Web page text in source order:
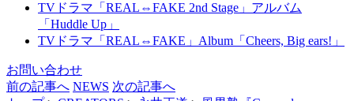
TVドラマ「REAL⇔FAKE 2nd Stage」アルバム
「Huddle Up」
TVドラマ「REAL⇔FAKE」Album「Cheers, Big ears!」
お問い合わせ
前の記事へ NEWS 次の記事へ